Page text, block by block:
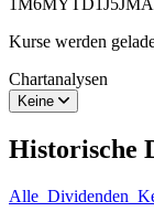
Kurse werden
Chartanalysen
Keine
Historische
Alle Dividenden